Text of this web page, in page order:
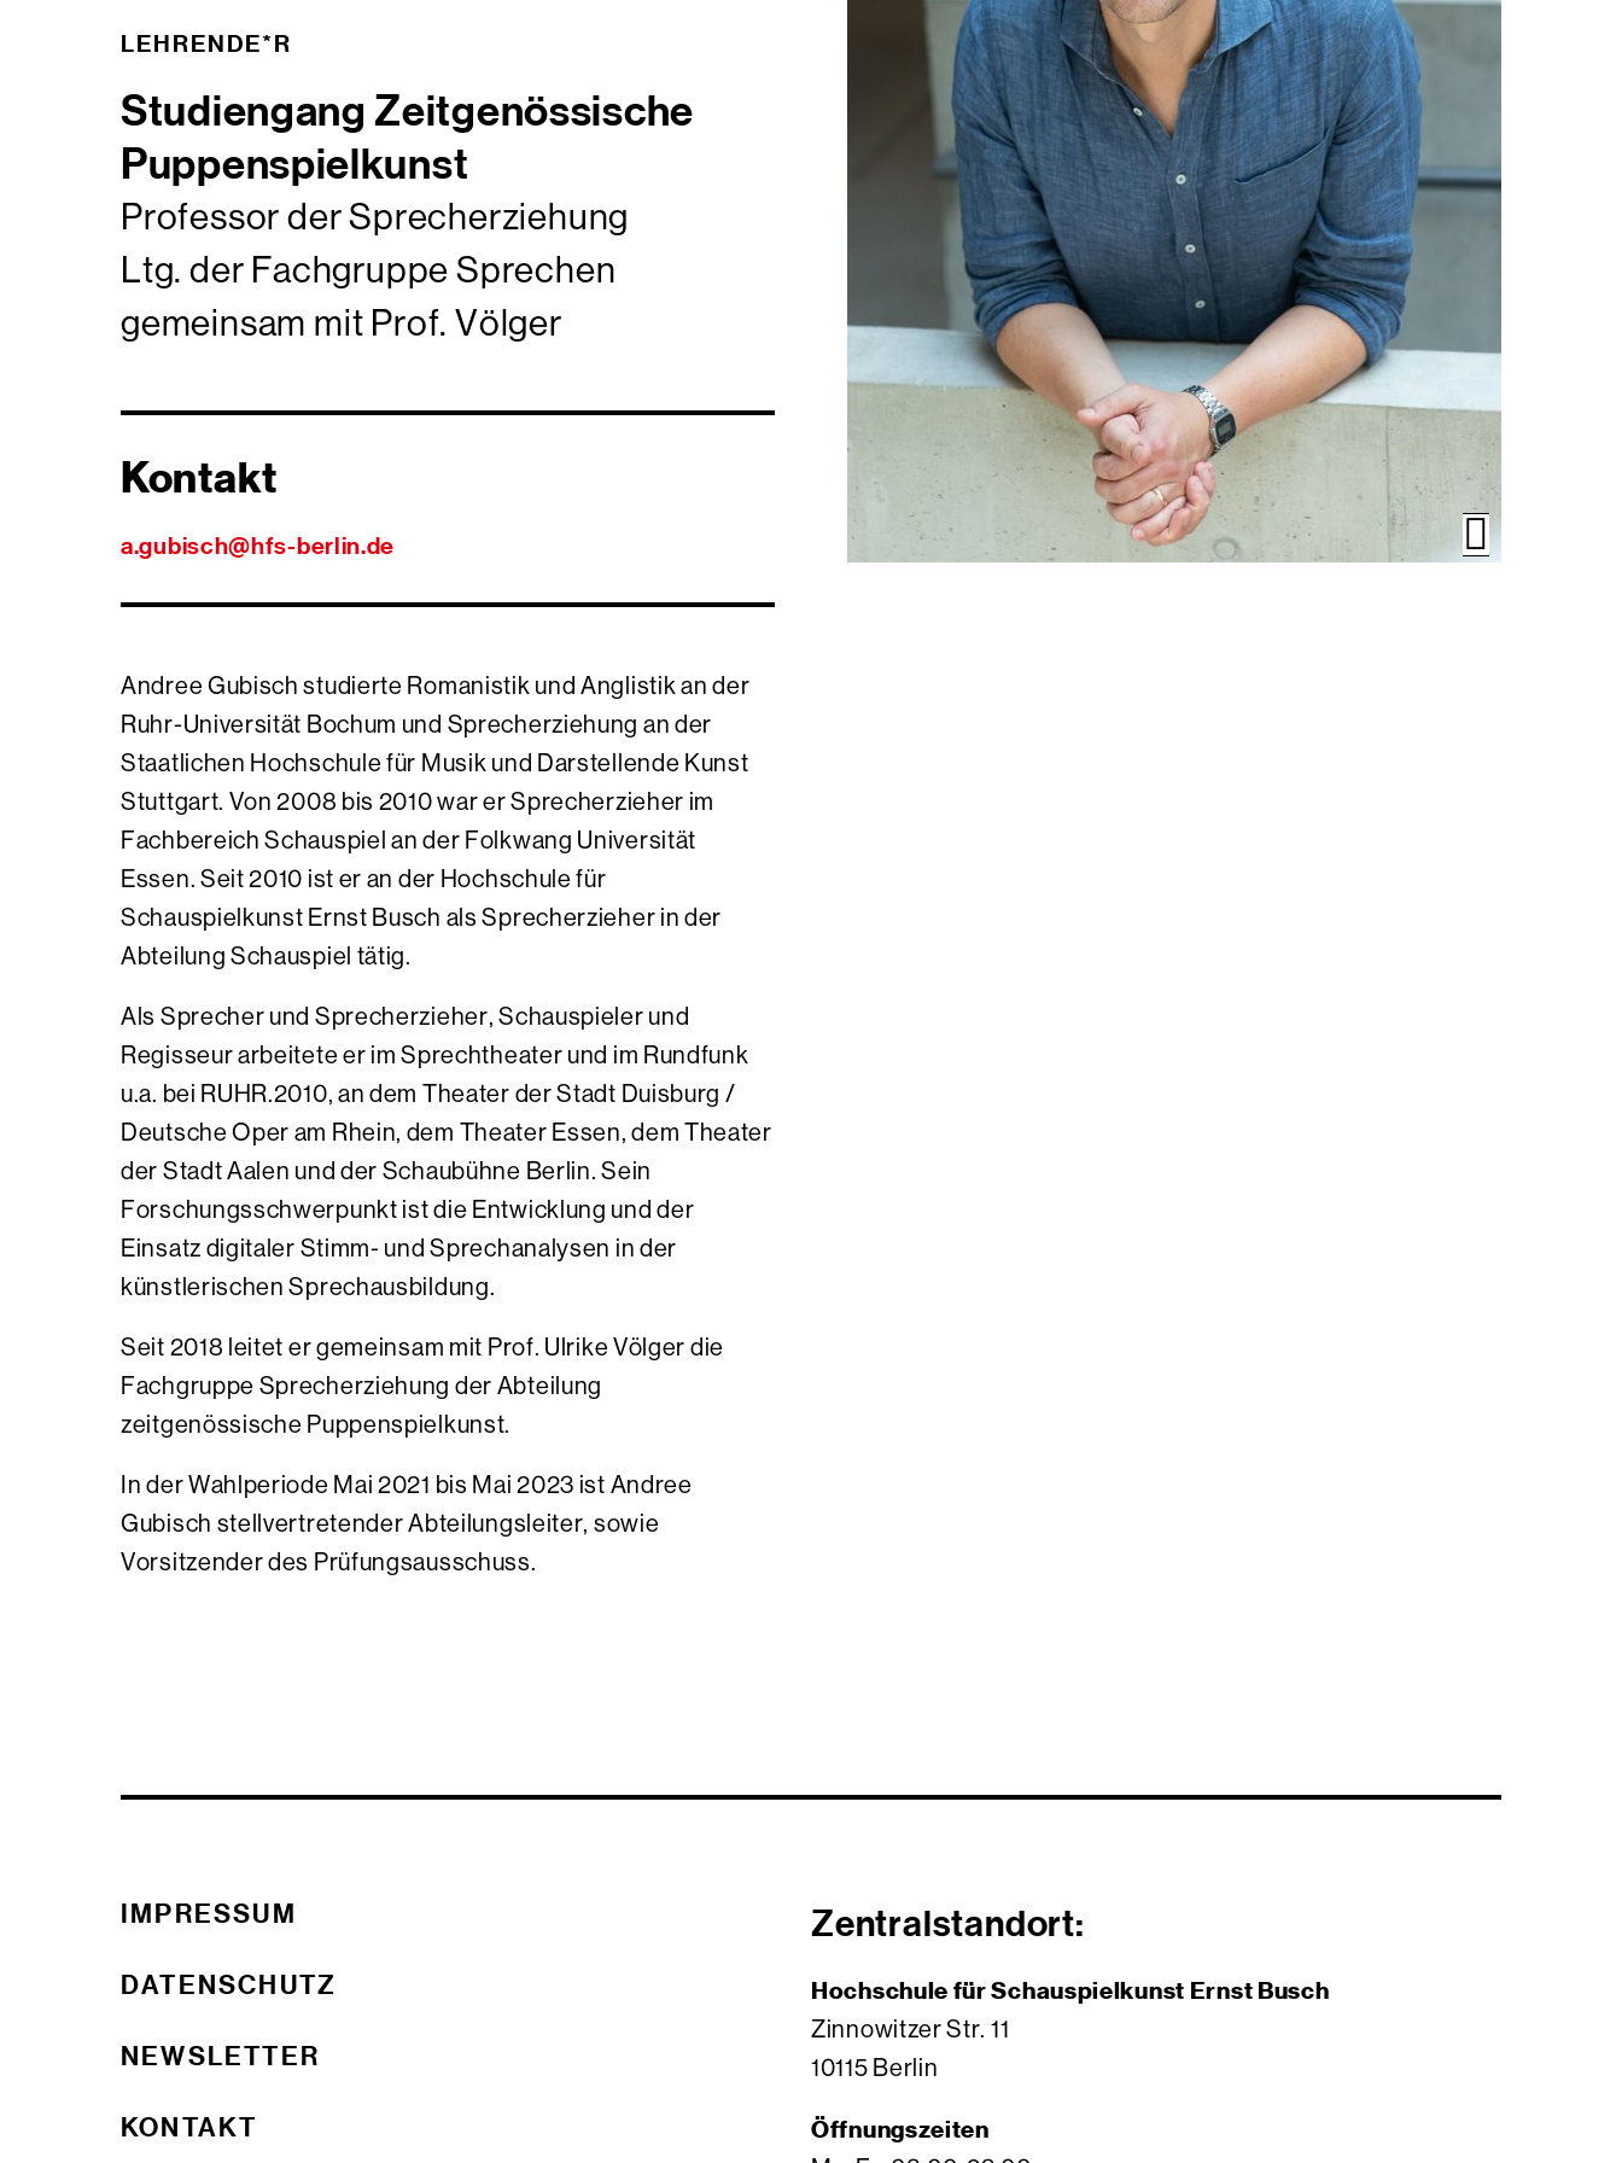
LEHRENDE*R
Studiengang Zeitgenössische
Puppenspielkunst
Professor der Sprecherziehung
Ltg. der Fachgruppe Sprechen
gemeinsam mit Prof. Völger
Kontakt
a.gubisch@hfs-berlin.de
Andree Gubisch studierte Romanistik und Anglistik an der
Ruhr-Universität Bochum und Sprecherziehung an der
Staatlichen Hochschule für Musik und Darstellende Kunst
Stuttgart. Von 2008 bis 2010 war er Sprecherzieher im
Fachbereich Schauspiel an der Folkwang Universität
Essen. Seit 2010 ist er an der Hochschule für
Schauspielkunst Ernst Busch als Sprecherzieher in der
Abteilung Schauspiel tätig.
Als Sprecher und Sprecherzieher, Schauspieler und
Regisseur arbeitete er im Sprechtheater und im Rundfunk
u.a. bei RUHR.2010, an dem Theater der Stadt Duisburg /
Deutsche Oper am Rhein, dem Theater Essen, dem Theater
der Stadt Aalen und der Schaubühne Berlin. Sein
Forschungsschwerpunkt ist die Entwicklung und der
Einsatz digitaler Stimm- und Sprechanalysen in der
künstlerischen Sprechausbildung.
Seit 2018 leitet er gemeinsam mit Prof. Ulrike Völger die
Fachgruppe Sprecherziehung der Abteilung
zeitgenössische Puppenspielkunst.
In der Wahlperiode Mai 2021 bis Mai 2023 ist Andree
Gubisch stellvertretender Abteilungsleiter, sowie
Vorsitzender des Prüfungsausschuss.
Öffnen/
IMPRESSUM
DATENSCHUTZ
NEWSLETTER
KONTAKT
Zentralstandort:
Hochschule für Schauspielkunst Ernst Busch
Zinnowitzer Str. 11
10115 Berlin
Öffnungszeiten